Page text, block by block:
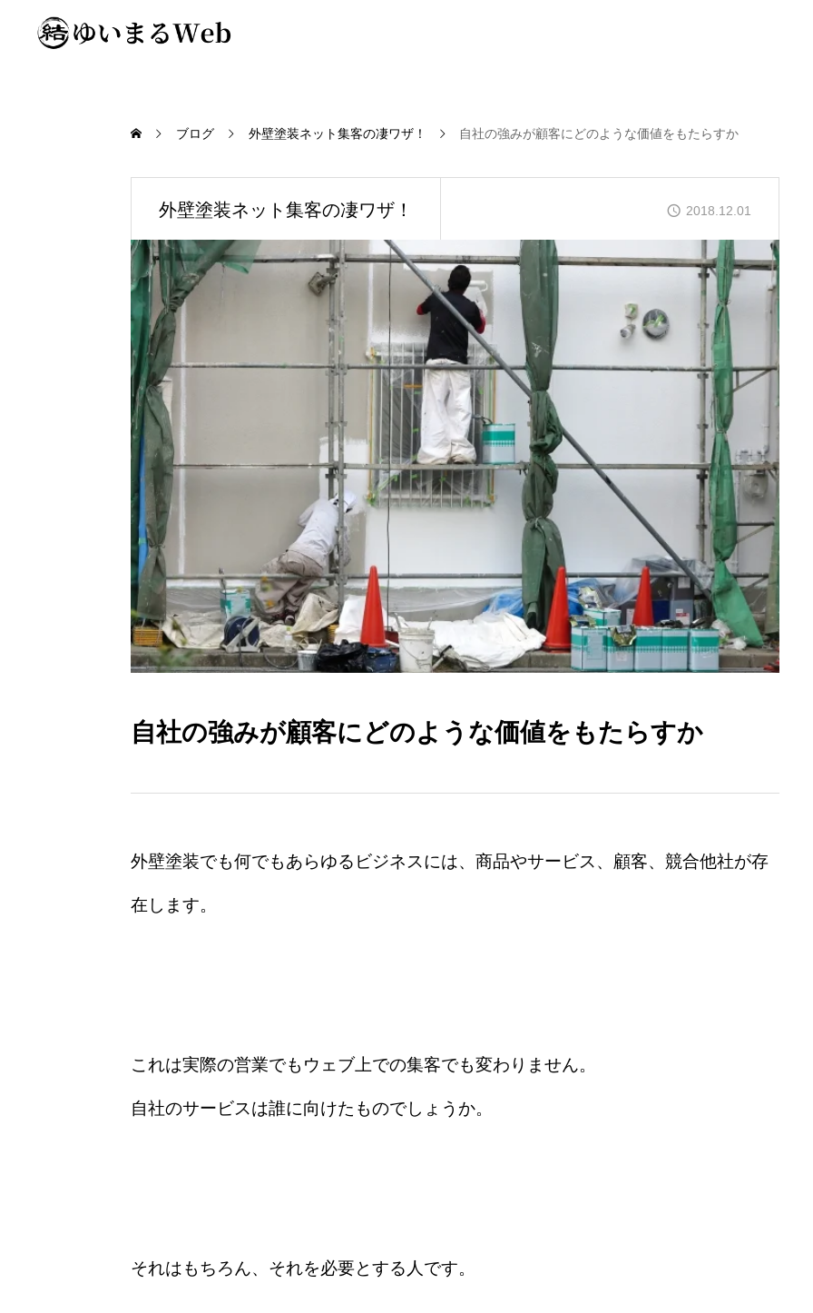
ブログ 外壁塗装ネット集客の凄ワザ！ 自社の強みが顧客にどのような価値をもたらすか
外壁塗装ネット集客の凄ワザ！ 2018.12.01
自社の強みが顧客にどのような価値をもたらすか
外壁塗装でも何でもあらゆるビジネスには、商品やサービス、顧客、競合他社が存
在します。
これは実際の営業でもウェブ上での集客でも変わりません。
自社のサービスは誰に向けたものでしょうか。
それはもちろん、それを必要とする人です。
外壁塗装業のチラシ作成６つのポイン